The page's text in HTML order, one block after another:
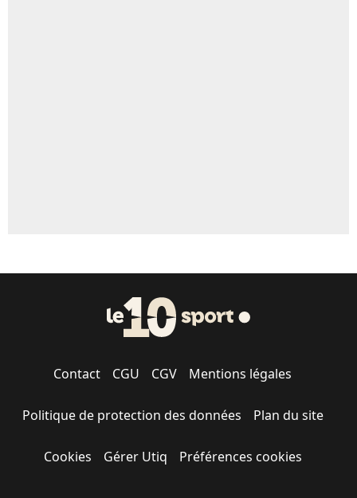
Contact CGU CGV Mentions légales
Politique de protection des données Plan du site
Cookies Gérer Utiq Préférences cookies